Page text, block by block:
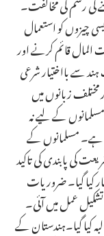
چیزوں کو استعمال
المال قائم کرنے اور
سے بااختیار شرعی
زبانوں میں
کے لیے نہ
ہے۔ مسلمانوں کے
کی پابندی کی تاکید
کیا گیا۔ ضروریات
عمل میں آئی۔
کیا گیا۔ہندستان کے